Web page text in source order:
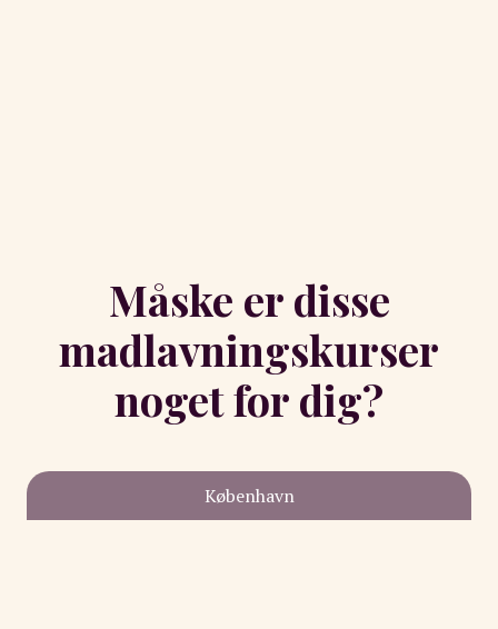
Måske er disse
madlavningskurser
noget for dig?
København